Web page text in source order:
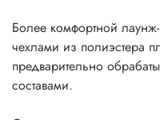
Более комфортной
чехлами из полиэстера
предварительно
составами.